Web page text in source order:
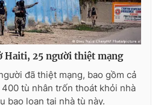
Haiti, 25 người thiệt mạng
đã thiệt mạng, bao gồm cả
tù nhân trốn thoát khỏi nhà
bạo loạn tại nhà tù này.